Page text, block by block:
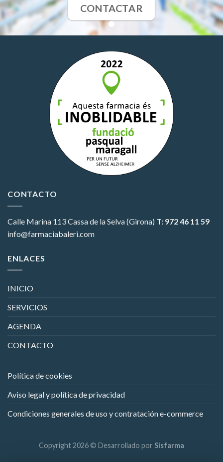
CONTACTAR
CONTACTO
Calle Marina 113Cassa de la Selva (Girona) T: 972 46 11 59
info@farmaciabaleri.com
ENLACES
INICIO
SERVICIOS
AGENDA
CONTACTO
Política de cookies
Aviso legal y política de privacidad
Condiciones generales de uso y contratación e-commerce
Copyright 2026 © Desarrollado por Sisfarma